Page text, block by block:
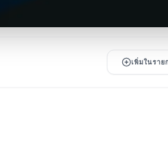
เพิ่มในราย